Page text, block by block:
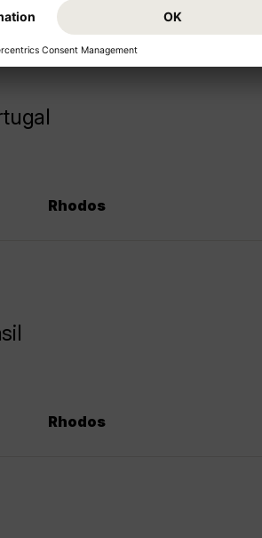
Rhodos
Rhodos